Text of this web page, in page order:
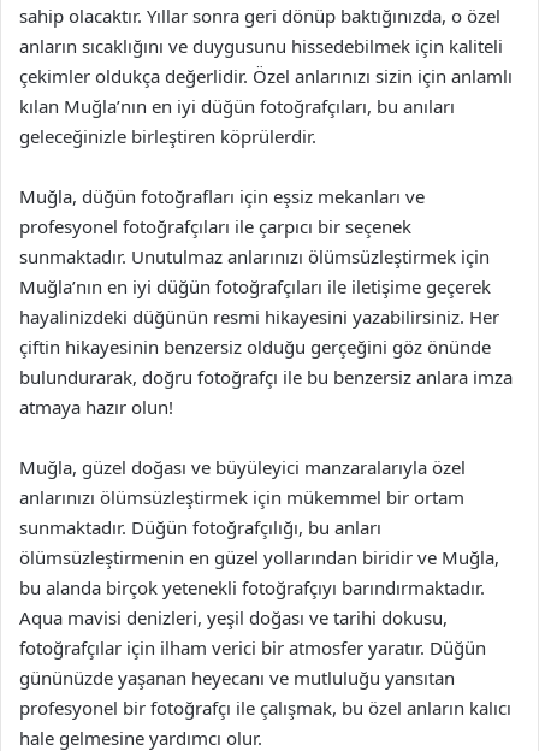
sahip olacaktır. Yıllar sonra geri dönüp baktığınızda, o özel
anların sıcaklığını ve duygusunu hissedebilmek için kaliteli
çekimler oldukça değerlidir. Özel anlarınızı sizin için anlamlı
kılan Muğla’nın en iyi düğün fotoğrafçıları, bu anıları
geleceğinizle birleştiren köprülerdir.
Muğla, düğün fotoğrafları için eşsiz mekanları ve
profesyonel fotoğrafçıları ile çarpıcı bir seçenek
sunmaktadır. Unutulmaz anlarınızı ölümsüzleştirmek için
Muğla’nın en iyi düğün fotoğrafçıları ile iletişime geçerek
hayalinizdeki düğünün resmi hikayesini yazabilirsiniz. Her
çiftin hikayesinin benzersiz olduğu gerçeğini göz önünde
bulundurarak, doğru fotoğrafçı ile bu benzersiz anlara imza
atmaya hazır olun!
Muğla, güzel doğası ve büyüleyici manzaralarıyla özel
anlarınızı ölümsüzleştirmek için mükemmel bir ortam
sunmaktadır. Düğün fotoğrafçılığı, bu anları
ölümsüzleştirmenin en güzel yollarından biridir ve Muğla,
bu alanda birçok yetenekli fotoğrafçıyı barındırmaktadır.
Aqua mavisi denizleri, yeşil doğası ve tarihi dokusu,
fotoğrafçılar için ilham verici bir atmosfer yaratır. Düğün
gününüzde yaşanan heyecanı ve mutluluğu yansıtan
profesyonel bir fotoğrafçı ile çalışmak, bu özel anların kalıcı
hale gelmesine yardımcı olur.